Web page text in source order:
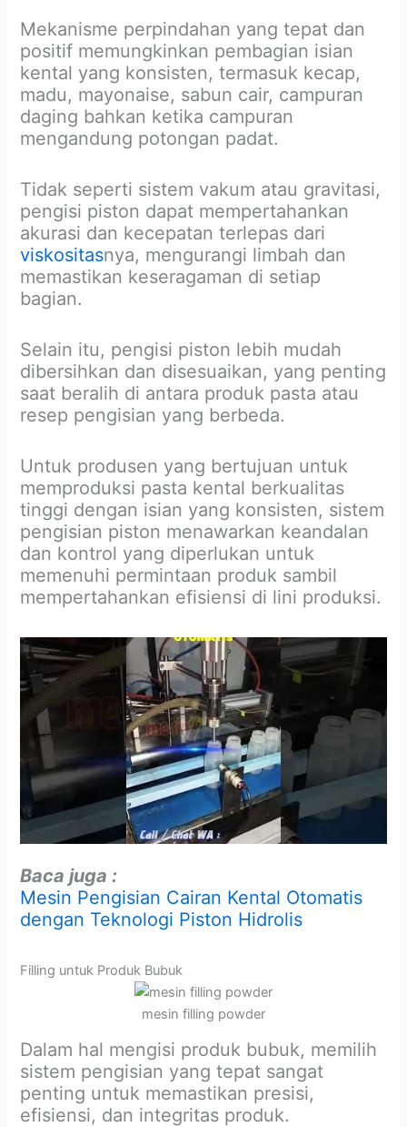
Mekanisme perpindahan yang tepat dan
positif memungkinkan pembagian isian
kental yang konsisten, termasuk kecap,
madu, mayonaise, sabun cair, campuran
daging bahkan ketika campuran
mengandung potongan padat.
Tidak seperti sistem vakum atau gravitasi,
pengisi piston dapat mempertahankan
akurasi dan kecepatan terlepas dari
viskositasnya, mengurangi limbah dan
memastikan keseragaman di setiap
bagian.
Selain itu, pengisi piston lebih mudah
dibersihkan dan disesuaikan, yang penting
saat beralih di antara produk pasta atau
resep pengisian yang berbeda.
Untuk produsen yang bertujuan untuk
memproduksi pasta kental berkualitas
tinggi dengan isian yang konsisten, sistem
pengisian piston menawarkan keandalan
dan kontrol yang diperlukan untuk
memenuhi permintaan produk sambil
mempertahankan efisiensi di lini produksi.
Baca juga :
Mesin Pengisian Cairan Kental Otomatis
dengan Teknologi Piston Hidrolis
Filling untuk Produk Bubuk
mesin filling powder
Dalam hal mengisi produk bubuk, memilih
sistem pengisian yang tepat sangat
penting untuk memastikan presisi,
efisiensi, dan integritas produk.